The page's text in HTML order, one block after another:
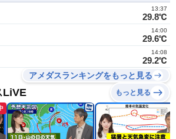
29.8℃
13:37
29.6℃
14:00
29.2℃
14:08
アメダスランキングをもっと見る
LiVE もっと見る